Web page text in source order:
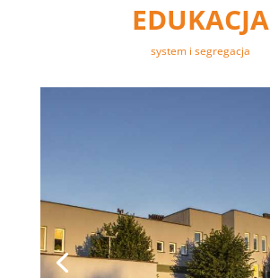
EDUKACJA
system i segregacja